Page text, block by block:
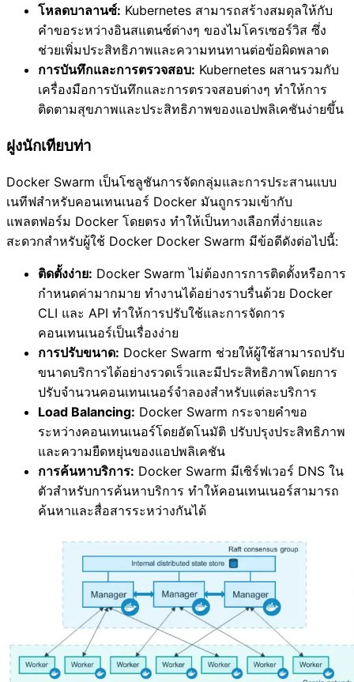
โหลดบาลานซ์: Kubernetes สามารถสร้างสมดุลให้กับ
คำขอระหว่างอินสแตนซ์ต่างๆ ของไมโครเซอร์วิส ซึ่ง
ช่วยเพิ่มประสิทธิภาพและความทนทานต่อข้อผิดพลาด
การบันทึกและการตรวจสอบ: Kubernetes ผสานรวมกับ
เครื่องมือการบันทึกและการตรวจสอบต่างๆ ทำให้การ
ติดตามสุขภาพและประสิทธิภาพของแอปพลิเคชันง่ายขึ้น
ฝูงนักเทียบท่า
Docker Swarm เป็นโซลูชันการจัดกลุ่มและการประสานแบบ
เนทีฟสำหรับคอนเทนเนอร์ Docker มันถูกรวมเข้ากับ
แพลตฟอร์ม Docker โดยตรง ทำให้เป็นทางเลือกที่ง่ายและ
สะดวกสำหรับผู้ใช้ Docker Docker Swarm มีข้อดีดังต่อไปนี้:
ติดตั้งง่าย: Docker Swarm ไม่ต้องการการติดตั้งหรือการ
กำหนดค่ามากมาย ทำงานได้อย่างราบรื่นด้วย Docker
CLI และ API ทำให้การปรับใช้และการจัดการ
คอนเทนเนอร์เป็นเรื่องง่าย
การปรับขนาด: Docker Swarm ช่วยให้ผู้ใช้สามารถปรับ
ขนาดบริการได้อย่างรวดเร็วและมีประสิทธิภาพโดยการ
ปรับจำนวนคอนเทนเนอร์จำลองสำหรับแต่ละบริการ
Load Balancing: Docker Swarm กระจายคำขอ
ระหว่างคอนเทนเนอร์โดยอัตโนมัติ ปรับปรุงประสิทธิภาพ
และความยืดหยุ่นของแอปพลิเคชัน
การค้นหาบริการ: Docker Swarm มีเซิร์ฟเวอร์ DNS ใน
ตัวสำหรับการค้นหาบริการ ทำให้คอนเทนเนอร์สามารถ
ค้นหาและสื่อสารระหว่างกันได้